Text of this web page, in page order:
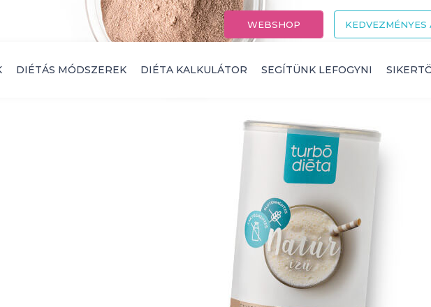
WEBSHOP
DIÉTÁS MÓDSZEREK DIÉTA KALKULÁTOR SEGÍTÜNK LEFOGYNI